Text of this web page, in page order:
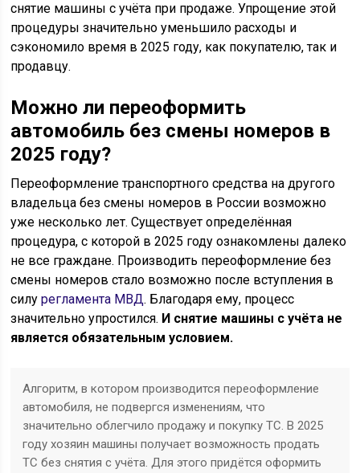
снятие машины с учёта при продаже. Упрощение этой
процедуры значительно уменьшило расходы и
сэкономило время в 2025 году, как покупателю, так и
продавцу.
Можно ли переоформить
автомобиль без смены номеров в
2025 году?
Переоформление транспортного средства на другого
владельца без смены номеров в России возможно
уже несколько лет. Существует определённая
процедура, с которой в 2025 году ознакомлены далеко
не все граждане. Производить переоформление без
смены номеров стало возможно после вступления в
силурегламента МВД. Благодаря ему, процесс
значительно упростился. И снятие машины с учёта не
является обязательным условием.
Алгоритм, в котором производится переоформление
автомобиля, не подвергся изменениям, что
значительно облегчило продажу и покупку ТС. В 2025
году хозяин машины получает возможность продать
ТС без снятия с учёта. Для этого придётся оформить